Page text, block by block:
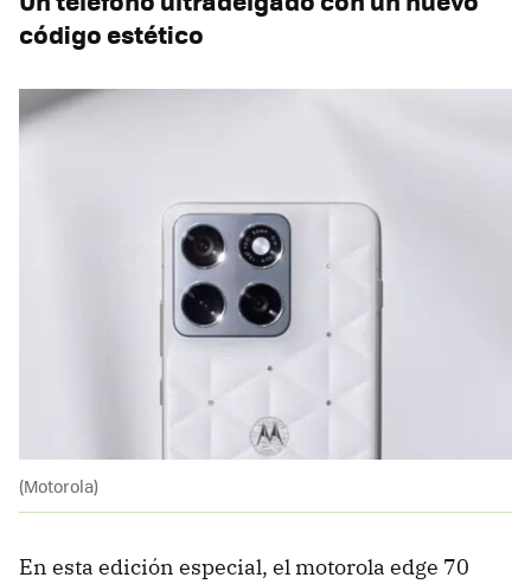
código estético
(Motorola)
En esta edición especial, el motorola edge 70